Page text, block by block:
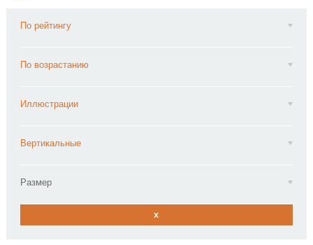
По рейтингу
По возрастанию
Иллюстрации
Вертикальные
Размер
x